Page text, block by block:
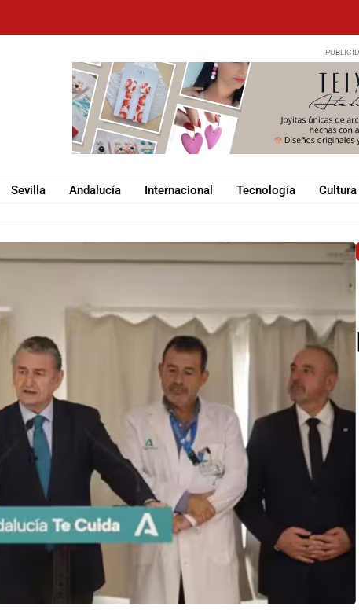
Sevilla Andalucía Internacional Tecnología